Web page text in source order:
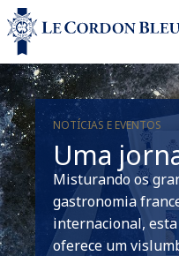
NOTÍCIAS E EVENTOS
Uma
Misturando os
gastronomia
internacional,
oferece um